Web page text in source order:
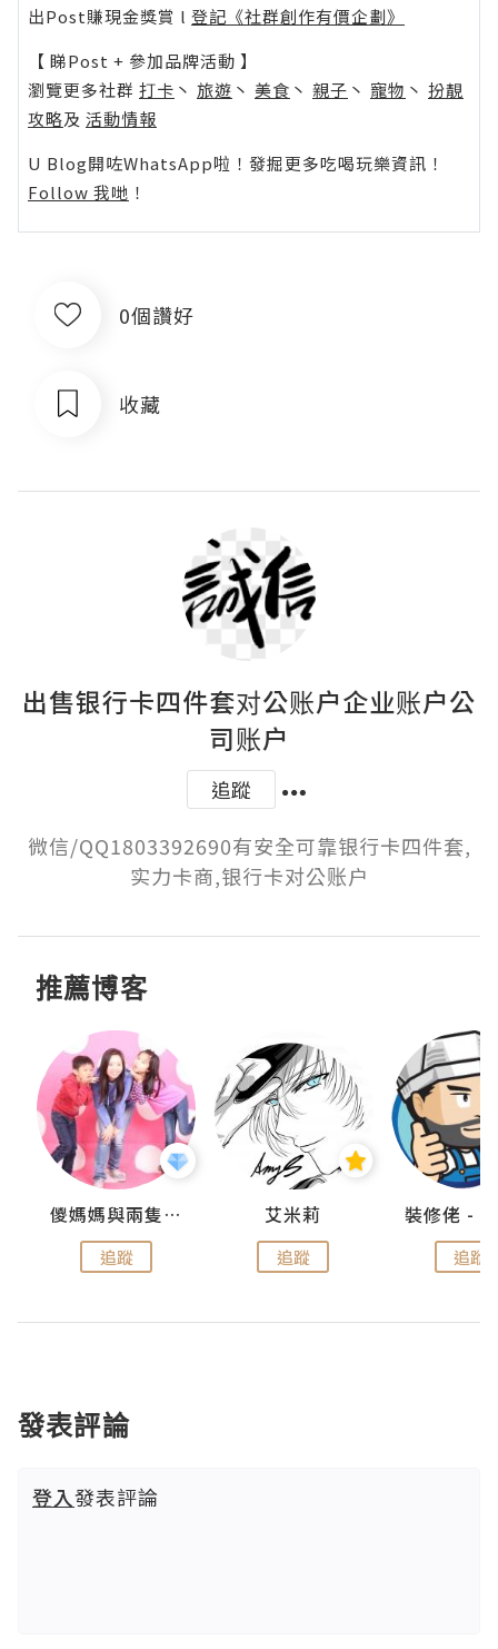
出Post賺現金獎賞 l 登記《社群創作有價企劃》
【 睇Post + 參加品牌活動 】
瀏覽更多社群 打卡 丶 旅遊 丶 美食 丶 親子 丶 寵物 丶 扮靚
攻略及 活動情報
U Blog開咗WhatsApp啦！發掘更多吃喝玩樂資訊！
Follow 我哋 ！
0個讚好
收藏
出售银行卡四件套对公账户企业账户公
司账户
追蹤
微信/QQ1803392690有安全可靠银行卡四件套,
实力卡商,银行卡对公账户
推薦博客
儍媽媽與兩隻小魔怪之家
追蹤
艾米莉
追蹤 追蹤
發表評論
登入發表評論